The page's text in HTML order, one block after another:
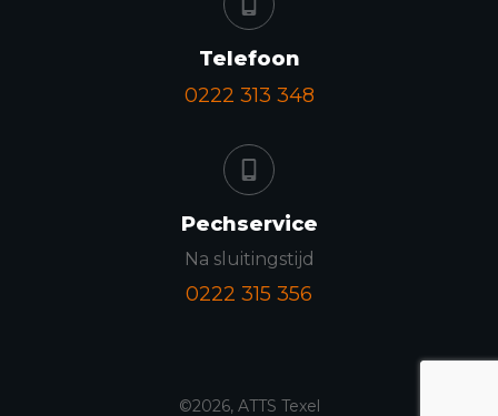
Telefoon
0222 313 348
Pechservice
Na sluitingstijd
0222 315 356
©2026, ATTS Texel